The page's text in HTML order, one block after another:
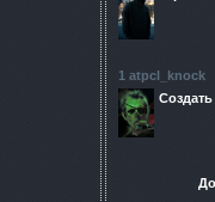
1 atpcl_knock